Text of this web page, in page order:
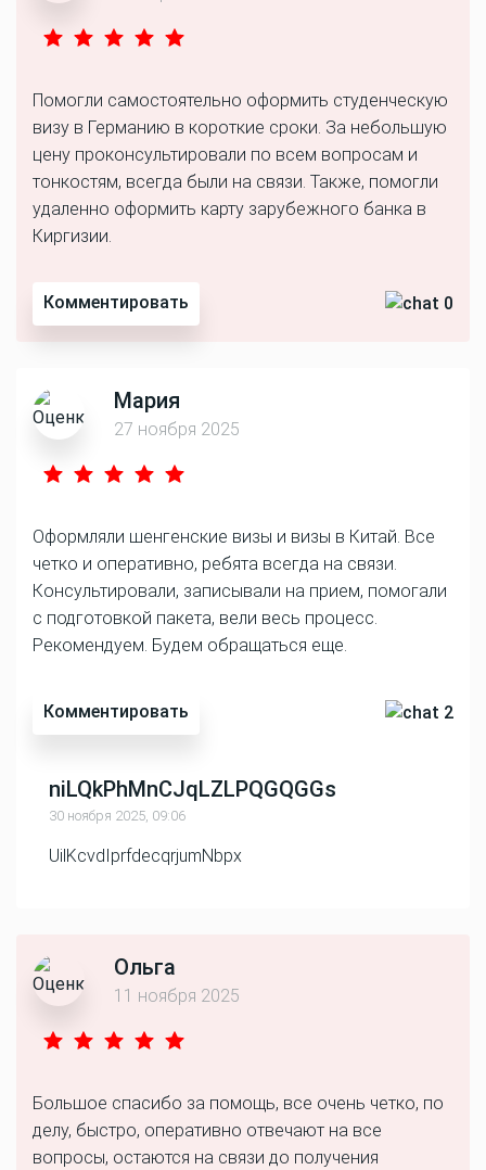
Помогли самостоятельно оформить студенческую
визу в Германию в короткие сроки. За небольшую
цену проконсультировали по всем вопросам и
тонкостям, всегда были на связи. Также, помогли
удаленно оформить карту зарубежного банка в
Киргизии.
Комментировать 0
Мария
27 ноября 2025
Оформляли шенгенские визы и визы в Китай. Все
четко и оперативно, ребята всегда на связи.
Консультировали, записывали на прием, помогали
с подготовкой пакета, вели весь процесс.
Рекомендуем. Будем обращаться еще.
Комментировать 2
niLQkPhMnCJqLZLPQGQGGs
30 ноября 2025, 09:06
UilKcvdIprfdecqrjumNbpx
Ольга
11 ноября 2025
Большое спасибо за помощь, все очень четко, по
делу, быстро, оперативно отвечают на все
вопросы, остаются на связи до получения